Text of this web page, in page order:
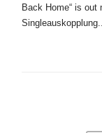
Back Home“ is out
Singleauskopplung...